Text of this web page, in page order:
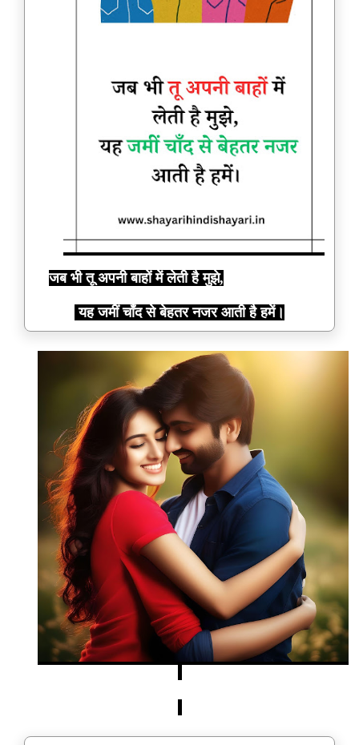
जब भी तू अपनी बाहों में लेती है मुझे,
यह जमीं चाँद से बेहतर नजर आती है हमें।